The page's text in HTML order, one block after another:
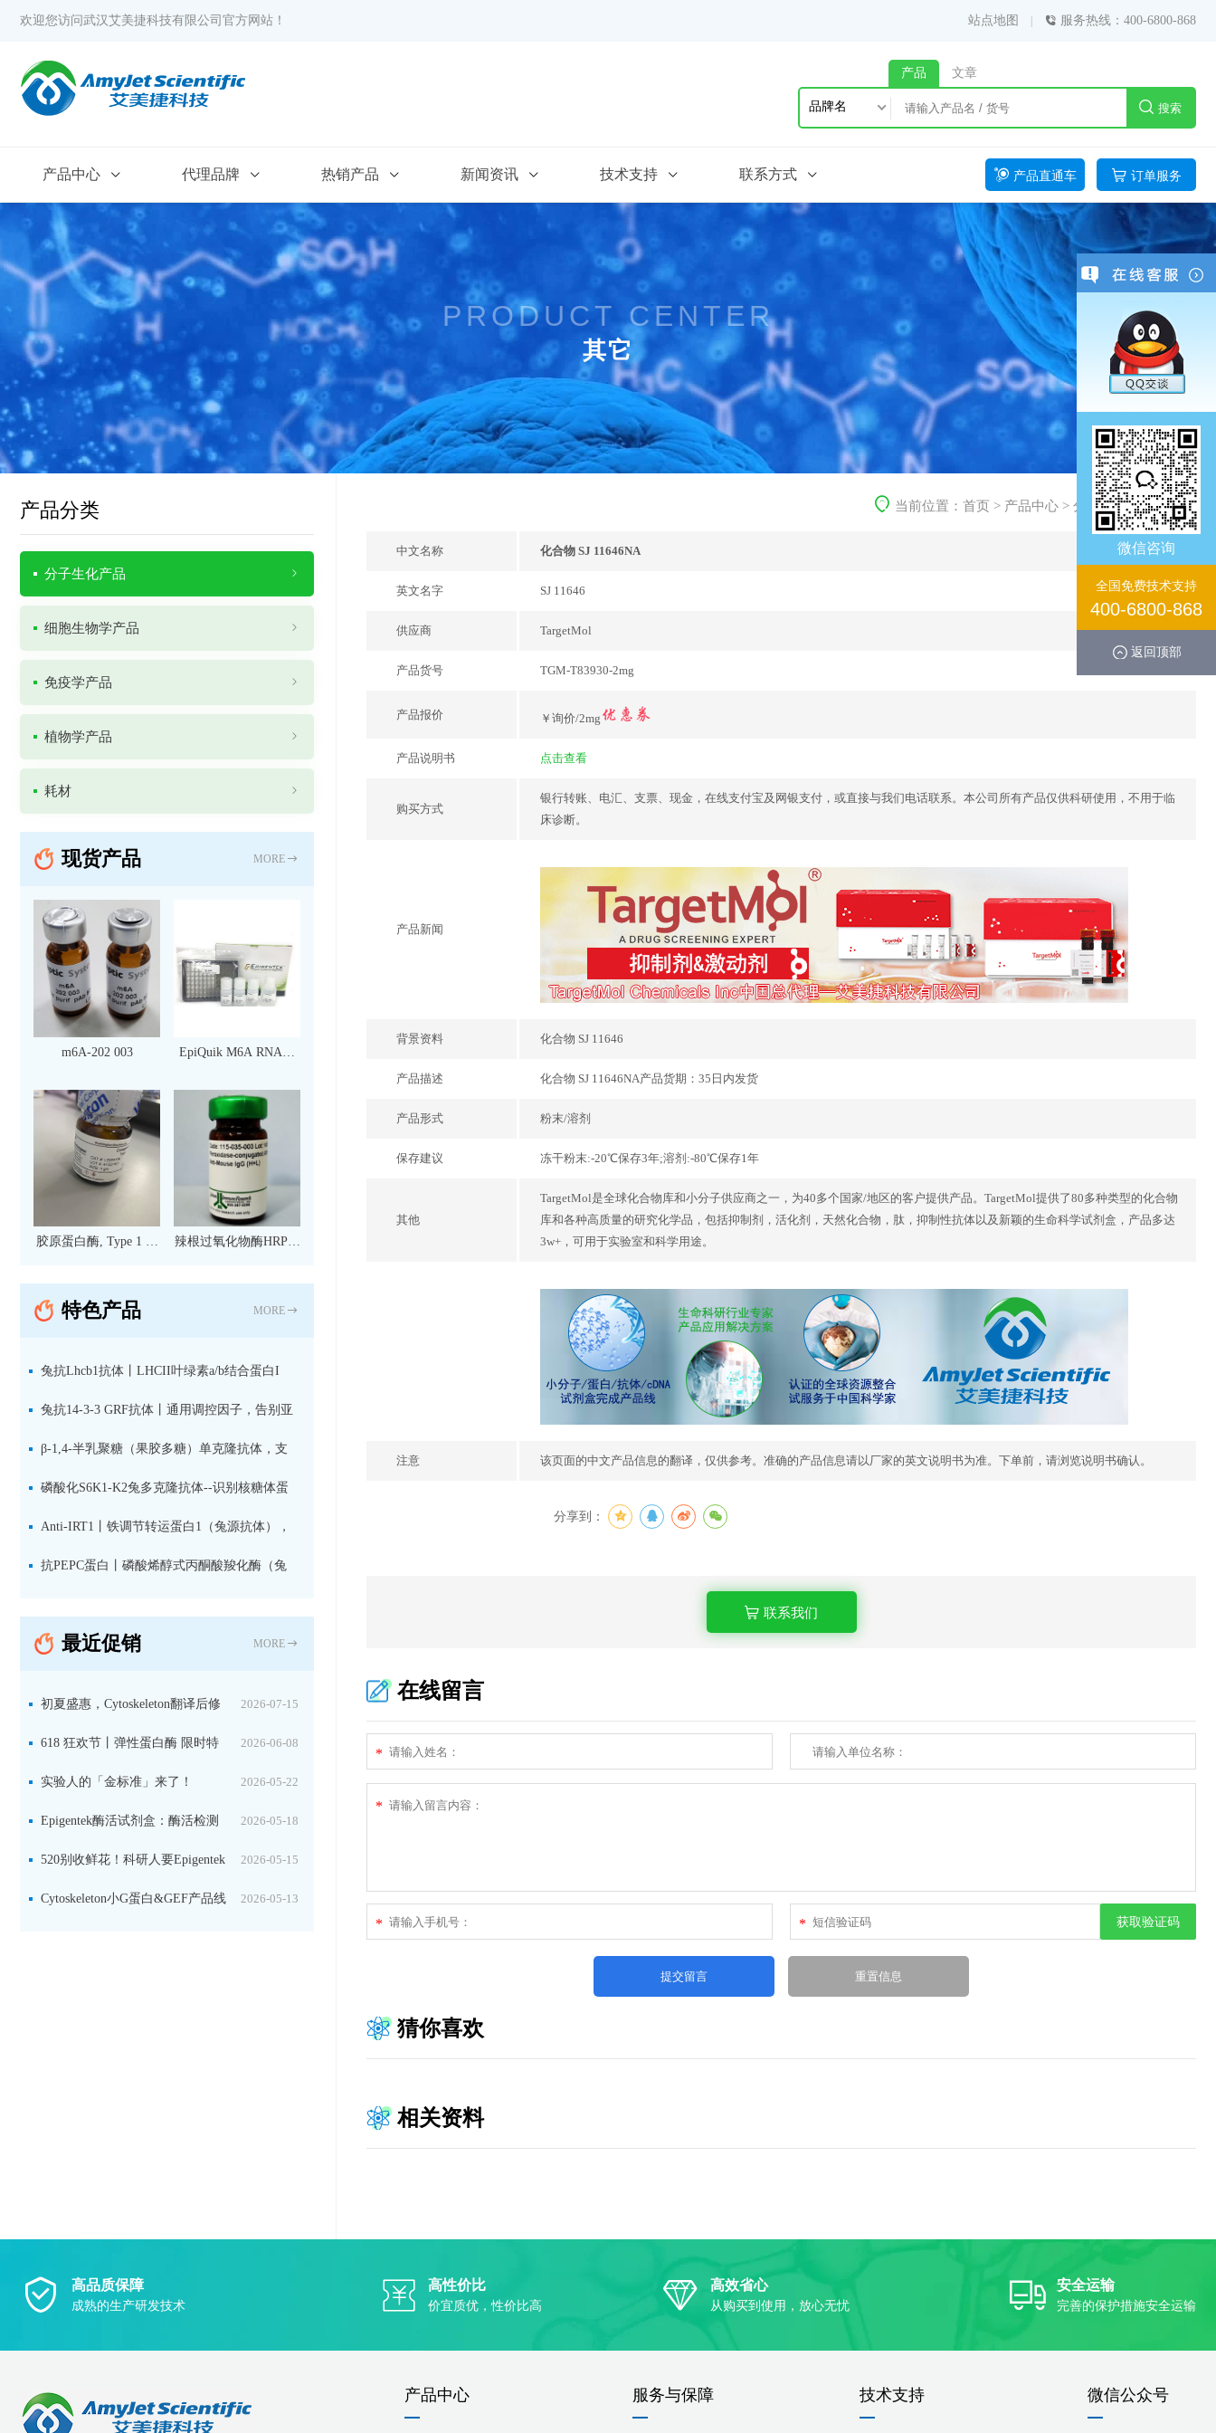
欢迎您访问武汉艾美捷科技有限公司官方网站！ 站点地图 服务热线：400-6800-868
产品 文章
品牌名 搜索
产品中心 代理品牌 热销产品 新闻资讯 技术支持 联系方式 产品直通车 订单服务
PRODUCT CENTER
其它
当前位置： 首页 > 产品中心 > 分子生化产品>其它
中文名称 化合物 SJ 11646NA
英文名字 SJ 11646
供应商 TargetMol
产品货号 TGM-T83930-2mg
产品报价 ￥询价/2mg
产品说明书 点击查看
购买方式
银行转账、电汇、支票、现金，在线支付宝及网银支付，或直接与我们电话联系。本公司所有产品仅供科研使用，不用于临
床诊断。
产品新闻
背景资料 化合物 SJ 11646
产品描述 化合物 SJ 11646NA产品货期：35日内发货
产品形式 粉末/溶剂
保存建议 冻干粉末:-20℃保存3年;溶剂:-80℃保存1年
其他
TargetMol是全球化合物库和小分子供应商之一，为40多个国家/地区的客户提供产品。TargetMol提供了80多种类型的化合物
库和各种高质量的研究化学品，包括抑制剂，活化剂，天然化合物，肽，抑制性抗体以及新颖的生命科学试剂盒，产品多达
3w+，可用于实验室和科学用途。
注意 该页面的中文产品信息的翻译，仅供参考。准确的产品信息请以厂家的英文说明书为准。下单前，请浏览说明书确认。
分享到：
联系我们
在线留言
*
*
* * 获取验证码
猜你喜欢
相关资料
产品分类
分子生化产品
细胞生物学产品
免疫学产品
植物学产品
耗材
现货产品 MORE
m6A-202 003
EpiQuik M6A RNA甲
（比色法）（96 次）
胶原蛋白酶, Type 1 现
辣根过氧化物酶HRP标
IgG（H+L）二抗 现货
特色产品 MORE
兔抗Lhcb1抗体丨LHCII叶绿素a/b结合蛋白I
型：专检LHCII中含量丰富的捕光蛋白
兔抗14-3-3 GRF抗体丨通用调控因子，告别亚
型选择难题，全面捕获植物信号转导枢纽蛋白
β-1,4-半乳聚糖（果胶多糖）单克隆抗体，支
持植物细胞壁果胶多糖精细结构解析
磷酸化S6K1-K2兔多克隆抗体--识别核糖体蛋
白S6激酶同源蛋白1-2的激活状态
Anti-IRT1丨铁调节转运蛋白1（兔源抗体），
植物铁吸收与微量元素代谢研究的关键工具
抗PEPC蛋白丨磷酸烯醇式丙酮酸羧化酶（兔
固定关键酶
最近促销 MORE
2026-07-15
初夏盛惠，Cytoskeleton翻译后修
饰（PTM）产品线放价啦！ 2026-06-08
618 狂欢节丨弹性蛋白酶 限时特
惠 2026-05-22
实验人的「金标准」来了！
Jackson 二抗精选限时一口价，手慢无！2026-05-18
Epigentek酶活试剂盒：酶活检测
+抑制剂筛选双赋能，下单即赠京东卡2026-05-15
520别收鲜花！科研人要Epigentek
试剂盒+京东卡！ 2026-05-13
Cytoskeleton小G蛋白&GEF产品线
高品质保障
成熟的生产研发技术
高性价比
价宜质优，性价比高
高效省心
从购买到使用，放心无忧
安全运输
完善的保护措施安全运输
微信公众号
产品中心 服务与保障 技术支持
微信咨询
全国免费技术支持
400-6800-868
返回顶部